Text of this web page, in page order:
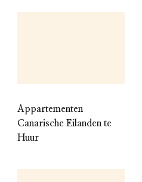
Appartementen
Canarische Eilanden te
Huur